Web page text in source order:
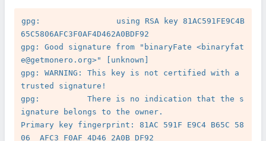
gpg:                using RSA key 81AC591FE9C4B
65C5806AFC3F0AF4D462A0BDF92
gpg: Good signature from "binaryFate <binaryfat
e@getmonero.org>" [unknown]
gpg: WARNING: This key is not certified with a
trusted signature!
gpg:          There is no indication that the s
ignature belongs to the owner.
Primary key fingerprint: 81AC 591F E9C4 B65C 58